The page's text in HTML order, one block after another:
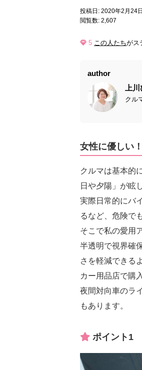
投稿日: 2020年2月24日
閲覧数: 2,607
5 この人たちがス
author
上川
クル
女性に優しい
クルマは基本的
日や夕陽」が眩
実際日常的にバ
るなど、危険で
そこで私の愛用
半透明で視界確
さを軽減できる
カー用品店で購
夜間対向車のラ
もあります。
ポイント1